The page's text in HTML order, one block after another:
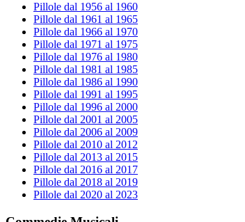
Pillole dal 1956 al 1960
Pillole dal 1961 al 1965
Pillole dal 1966 al 1970
Pillole dal 1971 al 1975
Pillole dal 1976 al 1980
Pillole dal 1981 al 1985
Pillole dal 1986 al 1990
Pillole dal 1991 al 1995
Pillole dal 1996 al 2000
Pillole dal 2001 al 2005
Pillole dal 2006 al 2009
Pillole dal 2010 al 2012
Pillole dal 2013 al 2015
Pillole dal 2016 al 2017
Pillole dal 2018 al 2019
Pillole dal 2020 al 2023